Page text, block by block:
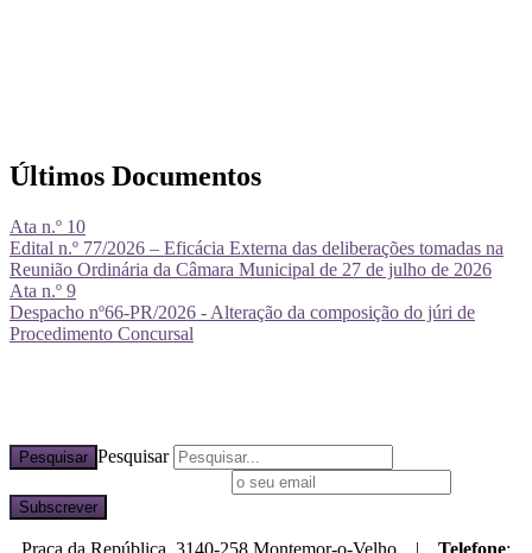
Últimos Documentos
Ata n.º 10
Edital n.º 77/2026 – Eficácia Externa das deliberações tomadas na
Reunião Ordinária da Câmara Municipal de 27 de julho de 2026
Ata n.º 9
Despacho nº66-PR/2026 - Alteração da composição do júri de
Procedimento Concursal
Pesquisar Pesquisar
Praça da República, 3140-258 Montemor-o-Velho | Telefone: